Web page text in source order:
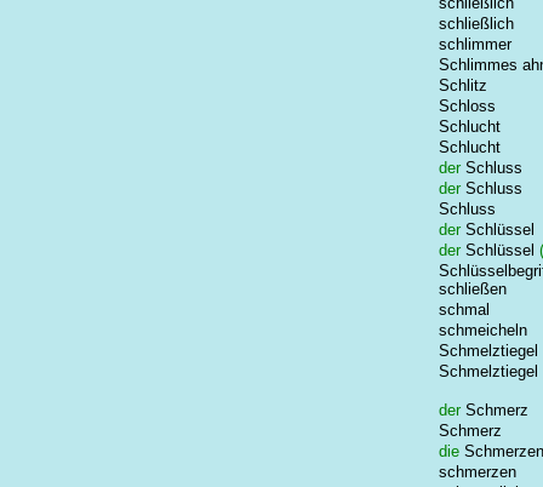
schließlich
schlimmer
Schlimmes
Schlitz
Schloss
Schlucht
Schlucht
der Schluss
der Schluss
Schluss
der Schlüssel
der Schlüssel
schließen
schmal
schmeicheln
Schmelztiegel
der Schmerz
Schmerz
die Schmerzen
schmerzen